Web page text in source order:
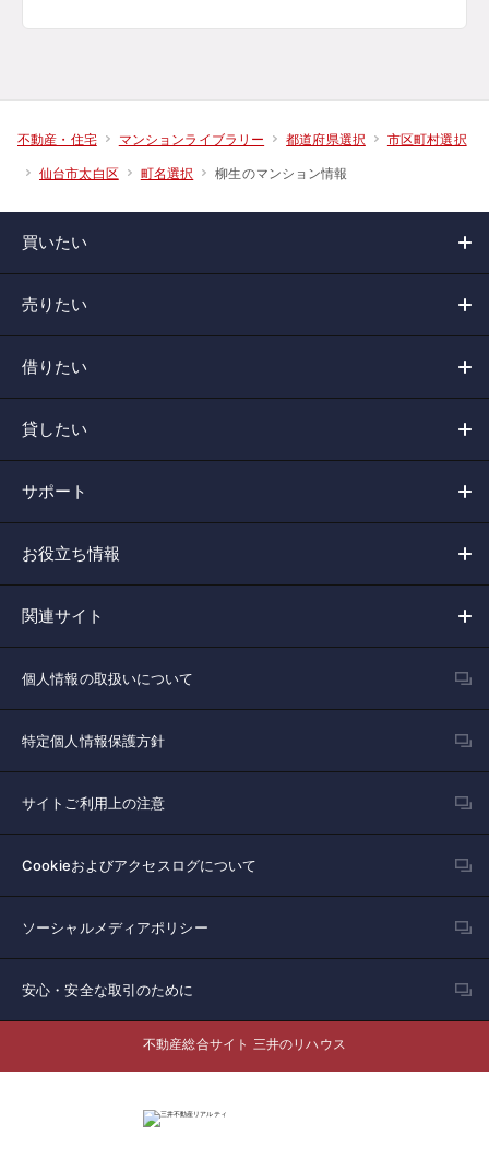
不動産・住宅 マンションライブラリー 都道府県選択 市区町村選択
仙台市太白区 町名選択 柳生のマンション情報
買いたい
売りたい
借りたい
貸したい
サポート
お役立ち情報
関連サイト
個人情報の取扱いについて
特定個人情報保護方針
サイトご利用上の注意
Cookieおよびアクセスログについて
ソーシャルメディアポリシー
安心・安全な取引のために
不動産総合サイト 三井のリハウス